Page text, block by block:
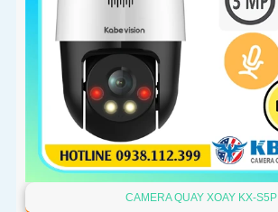
CAMERA QUAY XOAY KX-S5P